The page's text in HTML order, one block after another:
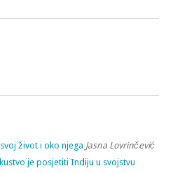
život i oko njega Jasna Lovrinčević
je posjetiti Indiju u svojstvu